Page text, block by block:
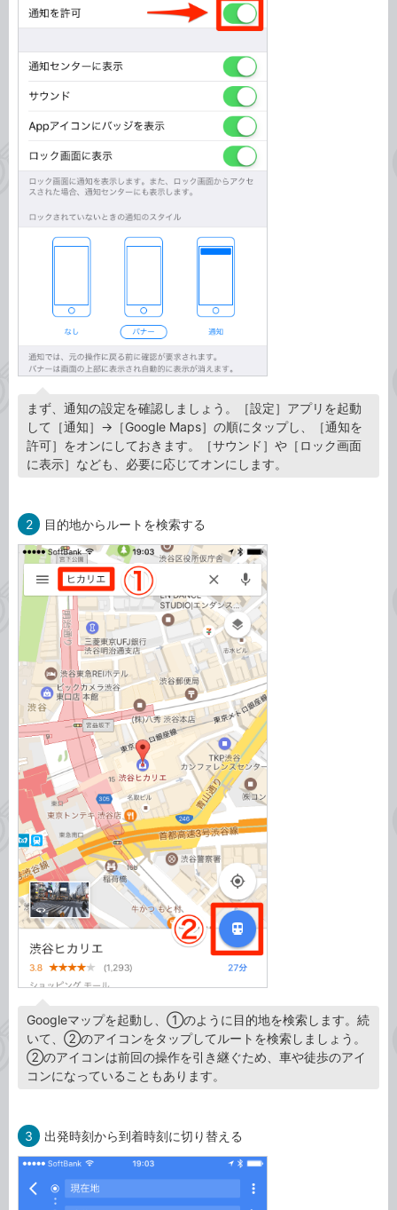
まず、通知の設定を確認しましょう。［設定］アプリを起動
して［通知］→［Google Maps］の順にタップし、［通知を
許可］をオンにしておきます。［サウンド］や［ロック画面
に表示］なども、必要に応じてオンにします。
2 目的地からルートを検索する
Googleマップを起動し、①のように目的地を検索します。続
いて、②のアイコンをタップしてルートを検索しましょう。
②のアイコンは前回の操作を引き継ぐため、車や徒歩のアイ
コンになっていることもあります。
3 出発時刻から到着時刻に切り替える